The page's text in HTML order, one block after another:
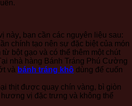
này, bạn cần các nguyên liệu sau:
chính tạo nên sự đặc biệt của món
bột gạo và có thể thêm một chút
nhà hàng Bánh Tráng Phú Cường
và bánh tráng khô dùng để cuốn
thịt được quay chín vàng, bì giòn
vị đặc trưng và không thể